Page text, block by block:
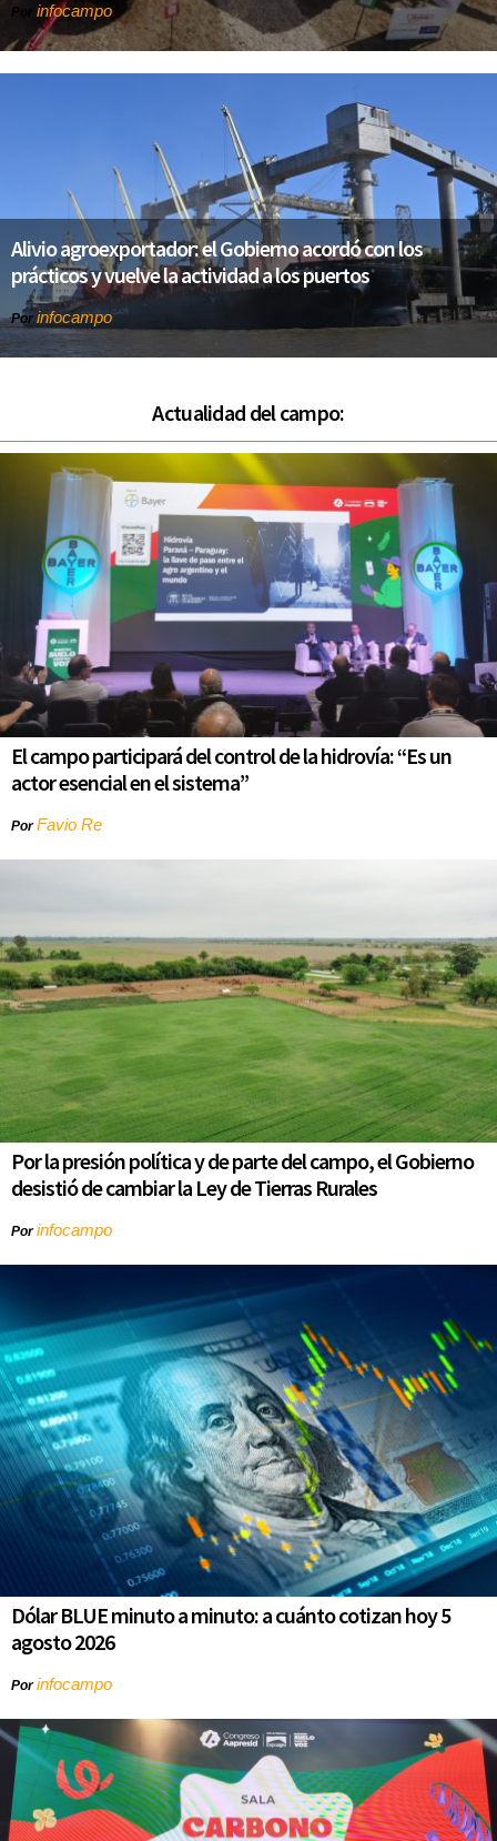
Por infocampo
Alivio agroexportador: el Gobierno acordó con los
prácticos y vuelve la actividad a los puertos
Por infocampo
Actualidad del campo:
El campo participará del control de la hidrovía: “Es un
actor esencial en el sistema”
PorFavio Re
Por la presión política y de parte del campo, el Gobierno
desistió de cambiar la Ley de Tierras Rurales
Porinfocampo
Dólar BLUE minuto a minuto: a cuánto cotizan hoy 5
agosto 2026
Porinfocampo